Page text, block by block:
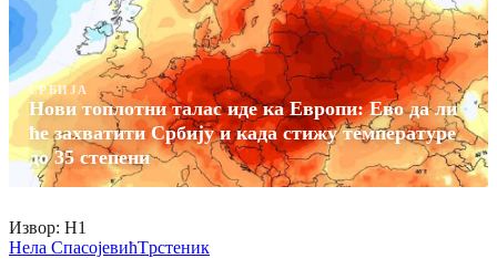
СРБИЈА
Нови топлотни талас иде ка Европи: Ево да ли
ће захватити Србију и када стижу температуре
до 35 степени
Извор: Н1
Нела СпасојевићTрстеник